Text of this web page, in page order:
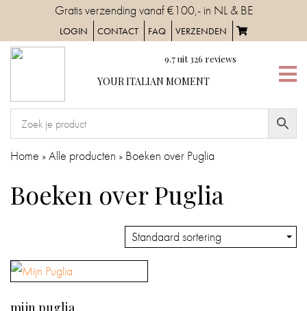
content
Gratis verzending vanaf €100,- in NL & BE
LOGIN CONTACT FAQ VERZENDEN
9.7uit326 reviews
YOUR ITALIAN MOMENT
MOMENT
HOME
SERVIES
DE
Home »Alle producten » Boeken over Puglia
Boeken over Puglia
mijn puglia